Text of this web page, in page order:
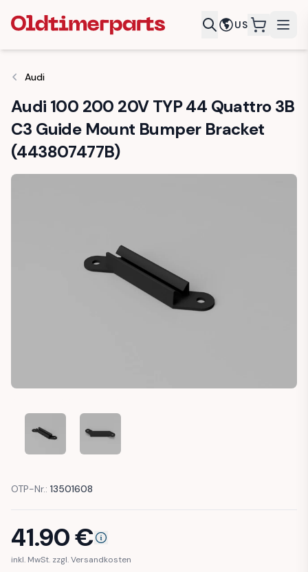
US
Audi
Audi 100 200 20V TYP 44 Quattro 3B
C3 Guide Mount Bumper Bracket
(443807477B)
AUDI 100 200 20V TYP 44 QUATTRO 3B C3 GUIDE
AUDI 100 200 20V TYP 44 QUATTRO 3B C3
OTP-Nr.: 13501608
41.90€
inkl. MwSt. zzgl. Versandkosten